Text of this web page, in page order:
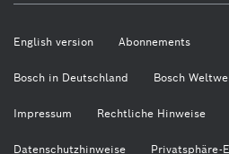
English version Abonnements
Bosch in Deutschland Bosch
Impressum Rechtliche Hinweise
Datenschutzhinweise Privatsphäre-